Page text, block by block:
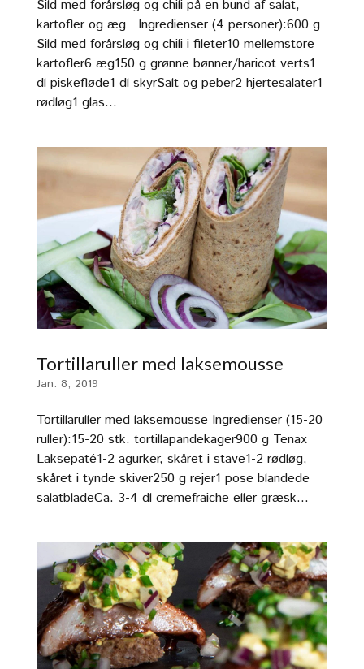
Sild med forårsløg og chili på en bund af salat,
kartofler og æg Ingredienser (4 personer):600 g
Sild med forårsløg og chili i fileter10 mellemstore
kartofler6 æg150 g grønne bønner/haricot verts1
dl piskefløde1 dl skyrSalt og peber2 hjertesalater1
rødløg1 glas...
Tortillaruller med laksemousse
Jan. 8, 2019
Tortillaruller med laksemousse Ingredienser (15-20
ruller):15-20 stk. tortillapandekager900 g Tenax
Laksepaté1-2 agurker, skåret i stave1-2 rødløg,
skåret i tynde skiver250 g rejer1 pose blandede
salatbladeCa. 3-4 dl cremefraiche eller græsk...